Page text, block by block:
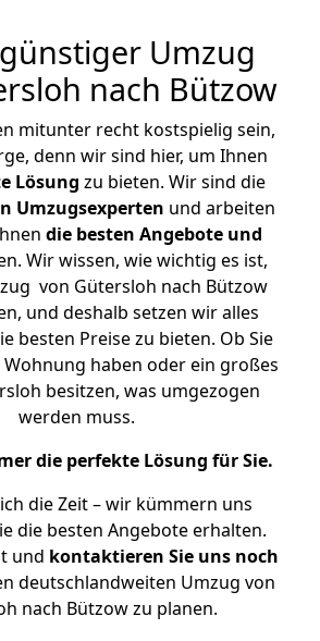
Umzug
nach Bützow
mitunter recht kostspielig sein,
denn wir sind hier, um Ihnen
Lösung zu bieten. Wir sind die
Umzugsexperten und arbeiten
die besten Angebote und
Wir wissen, wie wichtig es ist,
von Gütersloh nach Bützow
und deshalb setzen wir alles
besten Preise zu bieten. Ob Sie
haben oder ein großes
besitzen, was umgezogen
werden muss.
die perfekte Lösung für Sie.
die Zeit – wir kümmern uns
die besten Angebote erhalten.
und kontaktieren Sie uns noch
deutschlandweiten Umzug von
nach Bützow zu planen.